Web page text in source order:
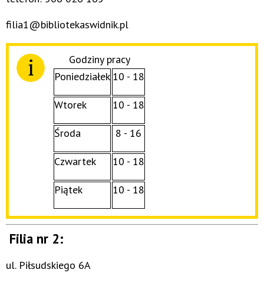
filia1@bibliotekaswidnik.pl
Godziny pracy
Poniedziałek 10 - 18
Wtorek 10 - 18
Środa 8 - 16
Czwartek 10 - 18
Piątek 10 - 18
Filia nr 2:
ul. Piłsudskiego 6A